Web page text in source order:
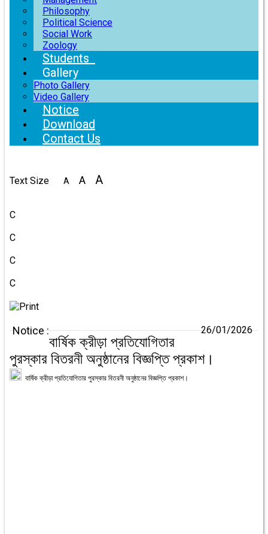
Philosophy
Political Science
Social Work
Zoology
Students
Gallery
Photo Gallery
Video Gallery
Notice
Download
Contact Us
Text Size A A A
C
C
C
C
Notice : 26/01/2026
বার্ষিক ক্রীড়া প্রতিযোগিতার
পুরস্কার বিতরনী অনুষ্ঠানের বিজ্ঞপ্তি প্রকাশ।
বার্ষিক ক্রীড়া প্রতিযোগিতার পুরস্কার বিতরনী অনুষ্ঠানের বিজ্ঞপ্তি প্রকাশ।